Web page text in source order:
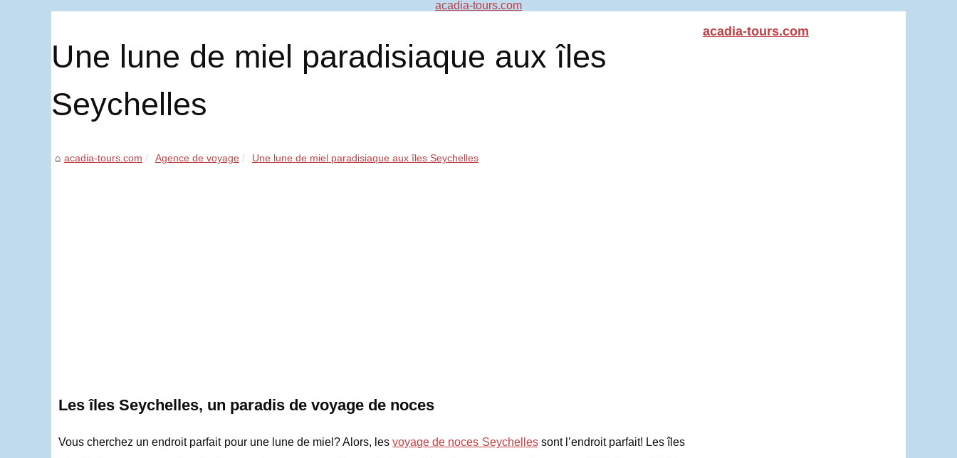
Une lune de miel paradisiaque aux îles
Seychelles
acadia-tours.com Agence de voyage Une lune de miel paradisiaque aux îles Seychelles
Les îles Seychelles, un paradis de voyage de noces
Vous cherchez un endroit parfait pour une lune de miel? Alors, lesvoyage de noces Seychellessont l’endroit parfait! Les îles
acadia-tours.com
acadia-tours.com